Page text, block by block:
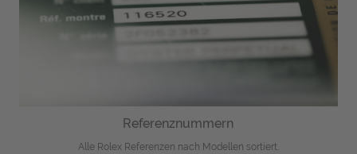
Referenznummern
Alle Rolex Referenzen nach Modellen sortiert.